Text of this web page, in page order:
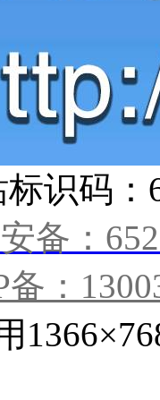
援局
务管理局
发展局
识码：
备：
备：